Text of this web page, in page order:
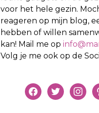
voor het hele gezin.
reageren op mijn blog,
hebben of willen
kan! Mail me op
Volg je me ook op de
facebooktwitter